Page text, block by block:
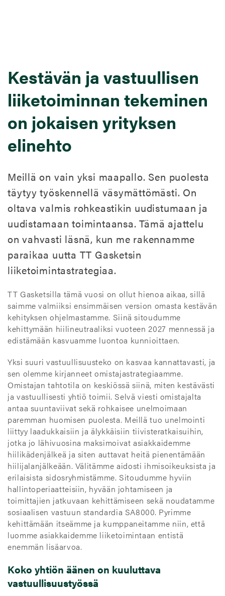
Kestävän ja vastuullisen
liiketoiminnan tekeminen
on jokaisen yrityksen
elinehto
Meillä on vain yksi maapallo. Sen puolesta
täytyy työskennellä väsymättömästi. On
oltava valmis rohkeastikin uudistumaan ja
uudistamaan toimintaansa. Tämä ajattelu
on vahvasti läsnä, kun me rakennamme
paraikaa uutta TT Gasketsin
liiketoimintastrategiaa.
TT Gasketsilla tämä vuosi on ollut hienoa aikaa, sillä
saimme valmiiksi ensimmäisen version omasta kestävän
kehityksen ohjelmastamme. Siinä sitoudumme
kehittymään hiilineutraaliksi vuoteen 2027 mennessä ja
edistämään kasvuamme luontoa kunnioittaen.
Yksi suuri vastuullisuusteko on kasvaa kannattavasti, ja
sen olemme kirjanneet omistajastrategiaamme.
Omistajan tahtotila on keskiössä siinä, miten kestävästi
ja vastuullisesti yhtiö toimii. Selvä viesti omistajalta
antaa suuntaviivat sekä rohkaisee unelmoimaan
paremman huomisen puolesta. Meillä tuo unelmointi
liittyy laadukkaisiin ja älykkäisiin tiivisteratkaisuihin,
jotka jo lähivuosina maksimoivat asiakkaidemme
hiilikädenjälkeä ja siten auttavat heitä pienentämään
hiilijalanjälkeään. Välitämme aidosti ihmisoikeuksista ja
erilaisista sidosryhmistämme. Sitoudumme hyviin
hallintoperiaatteisiin, hyvään johtamiseen ja
toimittajien jatkuvaan kehittämiseen sekä noudatamme
sosiaalisen vastuun standardia SA8000. Pyrimme
kehittämään itseämme ja kumppaneitamme niin, että
luomme asiakkaidemme liiketoimintaan entistä
enemmän lisäarvoa.
Koko yhtiön äänen on kuuluttava
vastuullisuustyössä